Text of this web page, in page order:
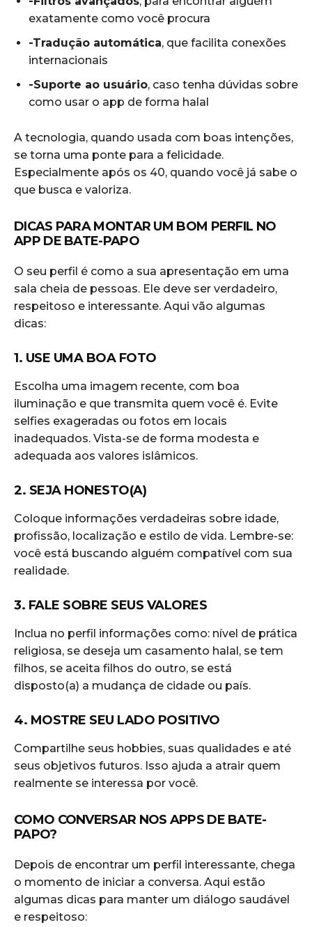
exatamente como você procura
-Tradução automática, que facilita conexões
internacionais
-Suporte ao usuário, caso tenha dúvidas sobre
como usar o app de forma halal
A tecnologia, quando usada com boas intenções,
se torna uma ponte para a felicidade.
Especialmente após os 40, quando você já sabe o
que busca e valoriza.
DICAS PARA MONTAR UM BOM PERFIL NO
APP DE BATE-PAPO
O seu perfil é como a sua apresentação em uma
sala cheia de pessoas. Ele deve ser verdadeiro,
respeitoso e interessante. Aqui vão algumas
dicas:
1. USE UMA BOA FOTO
Escolha uma imagem recente, com boa
iluminação e que transmita quem você é. Evite
selfies exageradas ou fotos em locais
inadequados. Vista-se de forma modesta e
adequada aos valores islâmicos.
2. SEJA HONESTO(A)
Coloque informações verdadeiras sobre idade,
profissão, localização e estilo de vida. Lembre-se:
você está buscando alguém compatível com sua
realidade.
3. FALE SOBRE SEUS VALORES
Inclua no perfil informações como: nível de prática
religiosa, se deseja um casamento halal, se tem
filhos, se aceita filhos do outro, se está
disposto(a) a mudança de cidade ou país.
4. MOSTRE SEU LADO POSITIVO
Compartilhe seus hobbies, suas qualidades e até
seus objetivos futuros. Isso ajuda a atrair quem
realmente se interessa por você.
COMO CONVERSAR NOS APPS DE BATE-
PAPO?
Depois de encontrar um perfil interessante, chega
o momento de iniciar a conversa. Aqui estão
algumas dicas para manter um diálogo saudável
e respeitoso: